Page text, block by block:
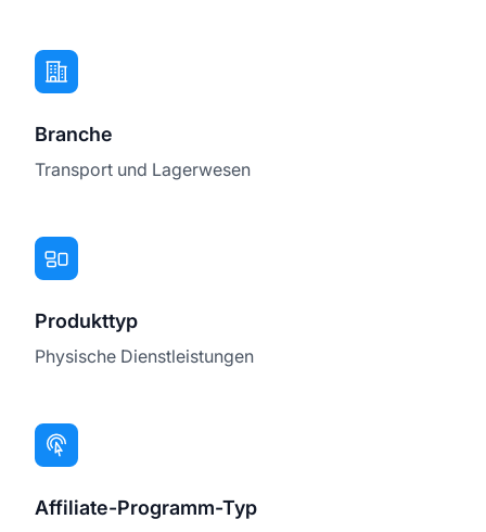
Branche
Transport und Lagerwesen
Produkttyp
Physische Dienstleistungen
Affiliate-Programm-Typ